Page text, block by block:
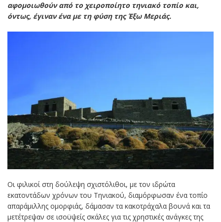
αφομοιωθούν από το χειροποίητο τηνιακό τοπίο και,
όντως, έγιναν ένα με τη φύση της Έξω Μεριάς.
Οι φιλικοί στη δούλεψη σχιστόλιθοι, με τον ιδρώτα
εκατοντάδων χρόνων του Τηνιακού, διαμόρφωσαν ένα τοπίο
απαράμιλλης ομορφιάς, δάμασαν τα κακοτράχαλα βουνά και τα
μετέτρεψαν σε ισοϋψείς σκάλες για τις χρηστικές ανάγκες της